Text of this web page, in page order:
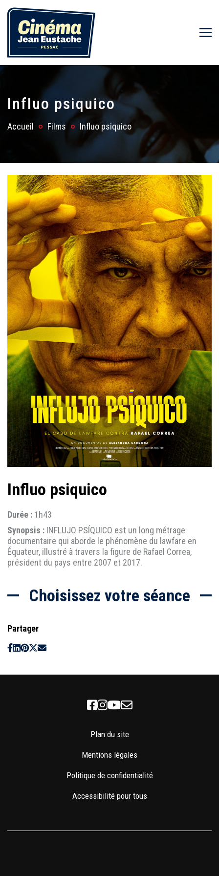
Influo psiquico
Accueil Films Influo psiquico
Influo psiquico
Durée : 1h43
Synopsis : INFLUJO PSÍQUICO est un long métrage
documentaire qui aborde le phénomène du lawfare en
Équateur, illustré à travers la figure de Rafael Correa,
président du pays entre 2007 et 2017.
Choisissez votre séance
Partager
Facebook
Instagram
Youtube
Newsletter
Plan du site
Mentions légales
Politique de confidentialité
Accessibilité pour tous